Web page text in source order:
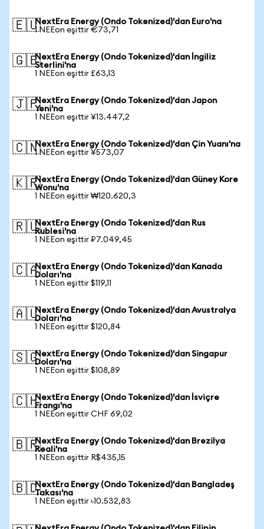
🇪🇺NextEra Energy (Ondo Tokenized)'dan Euro'na
1 NEEon eşittir €73,71
🇬🇧NextEra Energy (Ondo Tokenized)'dan İngiliz
Sterlini'na
1 NEEon eşittir £63,13
🇯🇵NextEra Energy (Ondo Tokenized)'dan Japon
Yeni'na
1 NEEon eşittir ¥13.447,2
🇨🇳NextEra Energy (Ondo Tokenized)'dan Çin Yuanı'na
1 NEEon eşittir ¥573,07
🇰🇷NextEra Energy (Ondo Tokenized)'dan Güney Kore
Wonu'na
1 NEEon eşittir ₩120.620,3
🇷🇺NextEra Energy (Ondo Tokenized)'dan Rus
Rublesi'na
1 NEEon eşittir ₽7.049,45
🇨🇦NextEra Energy (Ondo Tokenized)'dan Kanada
Doları'na
1 NEEon eşittir $119,11
🇦🇺NextEra Energy (Ondo Tokenized)'dan Avustralya
Doları'na
1 NEEon eşittir $120,84
🇸🇬NextEra Energy (Ondo Tokenized)'dan Singapur
Doları'na
1 NEEon eşittir $108,89
🇨🇭NextEra Energy (Ondo Tokenized)'dan İsviçre
Frangı'na
1 NEEon eşittir CHF 69,02
🇧🇷NextEra Energy (Ondo Tokenized)'dan Brezilya
Reali'na
1 NEEon eşittir R$435,15
🇧🇩NextEra Energy (Ondo Tokenized)'dan Bangladeş
Takası'na
1 NEEon eşittir ৳10.532,83